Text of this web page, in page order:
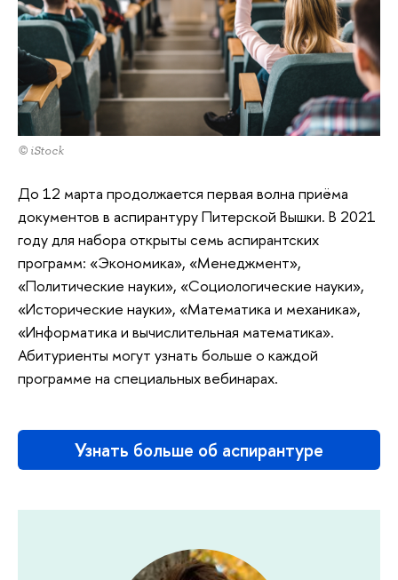
© iStock
До 12 марта продолжается первая волна приёма
документов в аспирантуру Питерской Вышки. В 2021
году для набора открыты семь аспирантских
программ: «Экономика», «Менеджмент»,
«Политические науки», «Социологические науки»,
«Исторические науки», «Математика и механика»,
«Информатика и вычислительная математика».
Абитуриенты могут узнать больше о каждой
программе на специальных вебинарах.
Узнать больше об аспирантуре